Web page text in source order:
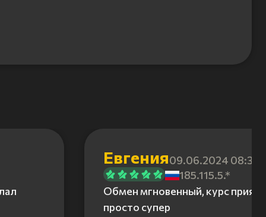
Евгения09.06.2024 08:31
185.115.5.*
Обмен мгновенный, курс
просто супер